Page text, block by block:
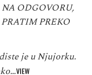
ODGOVORU,
PREKO
je u Njujorku.
VIEW